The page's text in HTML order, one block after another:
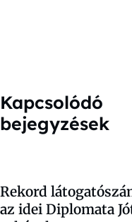
Kapcsolódó
bejegyzések
Rekord
az idei Diplomata